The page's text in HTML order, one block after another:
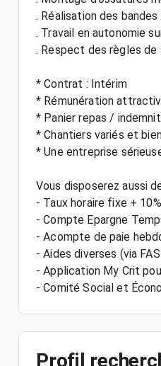
. Réalisation des
. Travail en autonomie
. Respect des règles
* Contrat : Intérim
* Rémunération
* Panier repas /
* Chantiers variés et
* Une entreprise
Vous disposerez aussi
- Taux horaire fixe +
- Compte Epargne
- Acompte de paie
- Aides diverses (via
- Application My Crit
Profil